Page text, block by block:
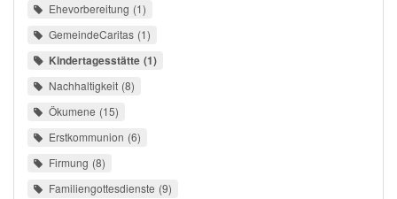
Ehevorbereitung 1
GemeindeCaritas 1
Kindertagesstätte 1
Nachhaltigkeit 8
Ökumene 15
Erstkommunion 6
Firmung 8
Familiengottesdienste 9